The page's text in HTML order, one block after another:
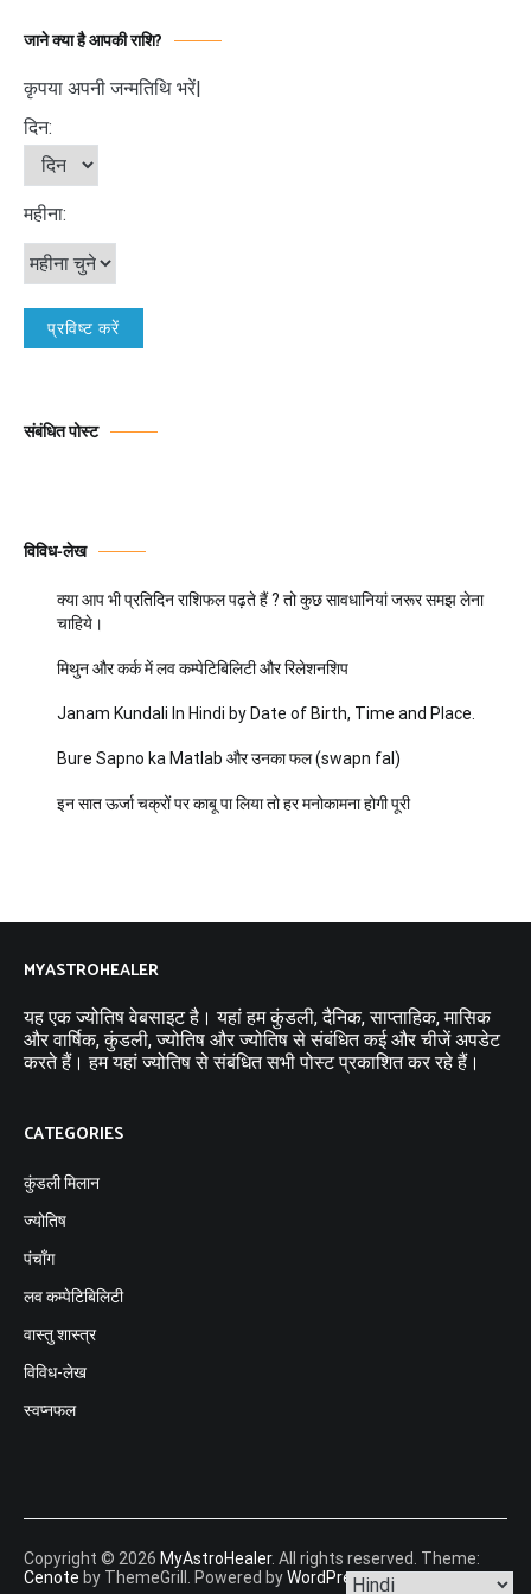
जाने क्या है आपकी राशि?
कृपया अपनी जन्मतिथि भरें|
दिन:
महीना:
संबंधित पोस्ट
विविध-लेख
क्या आप भी प्रतिदिन राशिफल पढ़ते हैं ? तो कुछ सावधानियां जरूर समझ लेना
चाहिये।
मिथुन और कर्क में लव कम्पेटिबिलिटी और रिलेशनशिप
Janam Kundali In Hindi by Date of Birth, Time and Place.
Bure Sapno ka Matlab और उनका फल (swapn fal)
इन सात ऊर्जा चक्रों पर काबू पा लिया तो हर मनोकामना होगी पूरी
MYASTROHEALER
यह एक ज्योतिष वेबसाइट है। यहां हम कुंडली, दैनिक, साप्ताहिक, मासिक
और वार्षिक, कुंडली, ज्योतिष और ज्योतिष से संबंधित कई और चीजें अपडेट
करते हैं। हम यहां ज्योतिष से संबंधित सभी पोस्ट प्रकाशित कर रहे हैं।
CATEGORIES
कुंडली मिलान
ज्योतिष
पंचाँग
लव कम्पेटिबिलिटी
वास्तु शास्त्र
विविध-लेख
स्वप्नफल
Copyright © 2026 MyAstroHealer. All rights reserved. Theme:
Cenote by ThemeGrill. Powered byWordPress.